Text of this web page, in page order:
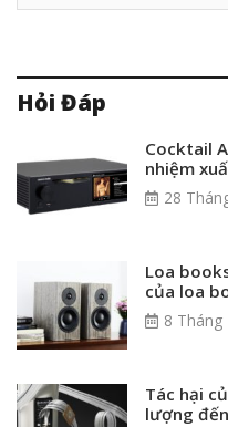
Hỏi Đáp
Cocktail
nhiệm
28
Loa
của loa
8 Tháng
Tác hại
lượng